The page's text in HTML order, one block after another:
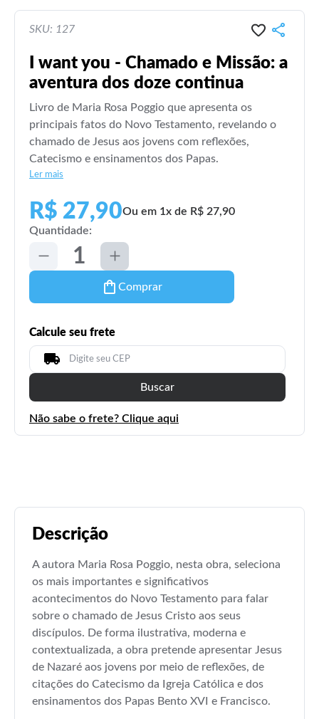
SKU: 127
I want you - Chamado e Missão: a
aventura dos doze continua
Livro de Maria Rosa Poggio que apresenta os
principais fatos do Novo Testamento, revelando o
chamado de Jesus aos jovens com reflexões,
Catecismo e ensinamentos dos Papas.
Ler mais
R$ 27,90Ou em 1x de R$ 27,90
Quantidade:
Comprar
Calcule seu frete
Buscar
Não sabe o frete? Clique aqui
Descrição
A autora Maria Rosa Poggio, nesta obra, seleciona
os mais importantes e significativos
acontecimentos do Novo Testamento para falar
sobre o chamado de Jesus Cristo aos seus
discípulos. De forma ilustrativa, moderna e
contextualizada, a obra pretende apresentar Jesus
de Nazaré aos jovens por meio de reflexões, de
citações do Catecismo da Igreja Católica e dos
ensinamentos dos Papas Bento XVI e Francisco.